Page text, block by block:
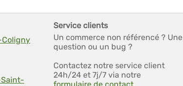
Coligny
Service clients
Un commerce non référencé ? Une
question ou un bug ?
Contactez notre service client
24h/24 et 7j/7 via notre
formulaire de contact